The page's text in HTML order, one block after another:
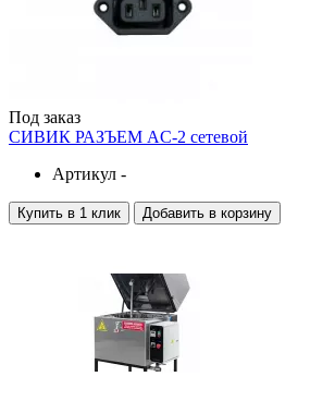
Под заказ
СИВИК РАЗЪЕМ AC-2 сетевой
Артикул -
Купить в 1 клик Добавить в корзину